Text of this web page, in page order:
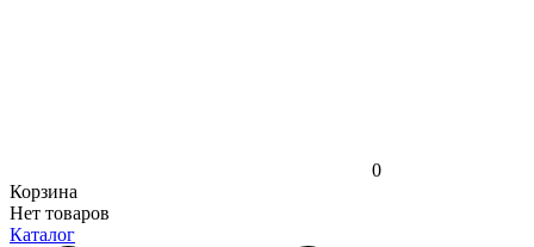
0
Корзина
Нет товаров
Каталог